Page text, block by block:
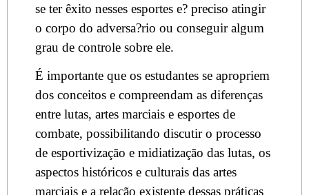
se ter êxito nesses esportes e? preciso atingir
o corpo do adversa?rio ou conseguir algum
grau de controle sobre ele.
É importante que os estudantes se apropriem
dos conceitos e compreendam as diferenças
entre lutas, artes marciais e esportes de
combate, possibilitando discutir o processo
de esportivização e midiatização das lutas, os
aspectos históricos e culturais das artes
marciais e a relação existente dessas práticas